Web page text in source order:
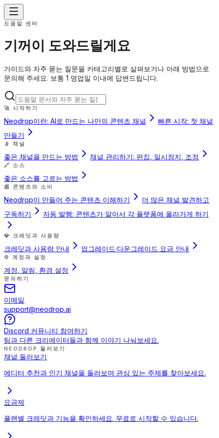
도움말 센터
기꺼이 도와드릴게요
가이드와 자주 묻는 질문을 카테고리별로 살펴보거나 아래 방법으로
문의해 주세요. 보통 1 영업일 이내에 답변드립니다.
🚀 시작하기
Neodrop이란: AI로 만드는 나만의 콘텐츠 채널
빠른 시작: 첫 채널
만들기
📡 채널
좋은 채널을 만드는 방법 채널 관리하기: 편집, 일시정지, 조정
🔗 소스
좋은 소스를 고르는 방법
📰 콘텐츠와 소비
Neodrop이 만들어 주는 콘텐츠 이해하기
더 많은 채널 발견하고
구독하기
자동 발행: 콘텐츠가 알아서 각 플랫폼에 올라가게 하기
💎 크레딧과 사용량
크레딧과 사용량 안내 업그레이드·다운그레이드 요금 안내
⚙️ 계정과 설정
계정, 알림, 환경 설정
문의하기
이메일
support@neodrop.ai
Discord 커뮤니티 참여하기
팀과 다른 크리에이터들과 함께 이야기 나눠보세요.
NEODROP 둘러보기
채널 둘러보기
에디터 추천과 인기 채널을 둘러보며 관심 있는 주제를 찾아보세요.
요금제
플랜별 크레딧과 기능을 확인하세요. 무료로 시작할 수 있습니다.